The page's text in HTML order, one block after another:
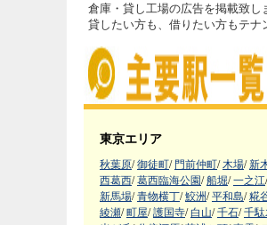
倉庫・貸し工場の広告を掲載致
貸したい方も、借りたい方もテナ
東京エリア
秋葉原/ 御徒町/ 門前仲町/ 木場/ 新
西葛西/ 葛西臨海公園/ 船堀/ 一之江/
新馬場/ 青物横丁/ 鮫洲/ 平和島/ 糀
綾瀬/ 町屋/ 護国寺/ 白山/ 千石/ 千駄